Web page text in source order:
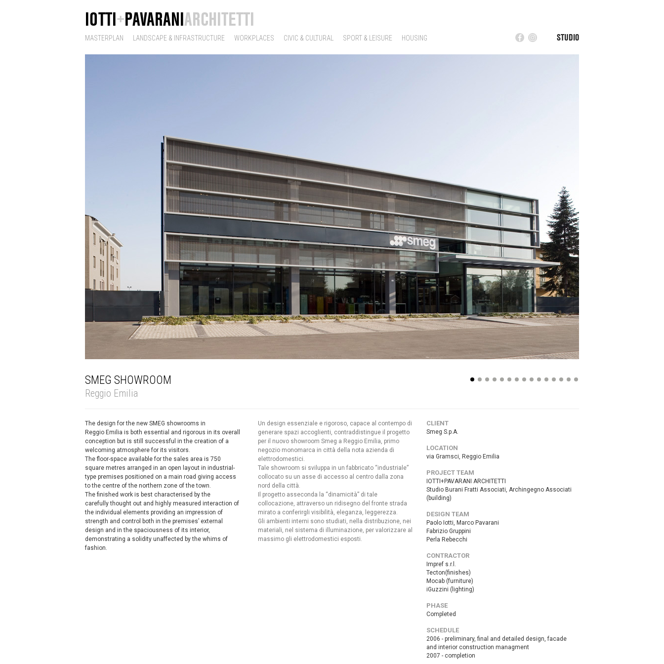
IOTTI+PAVARANIARCHITETTI
MASTERPLAN LANDSCAPE & INFRASTRUCTURE WORKPLACES CIVIC & CULTURAL SPORT & LEISURE HOUSING STUDIO
SMEG SHOWROOM
Reggio Emilia
The design for the new SMEG showrooms in
Reggio Emilia is both essential and rigorous in its overall
conception but is still successful in the creation of a
welcoming atmosphere for its visitors.
The floor-space available for the sales area is 750
square metres arranged in an open layout in industrial-
type premises positioned on a main road giving access
to the centre of the northern zone of the town.
The finished work is best characterised by the
carefully thought out and highly measured interaction of
the individual elements providing an impression of
strength and control both in the premises’ external
design and in the spaciousness of its interior,
demonstrating a solidity unaffected by the whims of
fashion.
Un design essenziale e rigoroso, capace al contempo di
generare spazi accoglienti, contraddistingue il progetto
per il nuovo showroom Smeg a Reggio Emilia, primo
negozio monomarca in città della nota azienda di
elettrodomestici.
Tale showroom si sviluppa in un fabbricato “industriale”
collocato su un asse di accesso al centro dalla zona
nord della città.
Il progetto asseconda la “dinamicità” di tale
collocazione, attraverso un ridisegno del fronte strada
mirato a conferirgli visibilità, eleganza, leggerezza.
Gli ambienti interni sono studiati, nella distribuzione, nei
materiali, nel sistema di illuminazione, per valorizzare al
massimo gli elettrodomestici esposti.
CLIENT
Smeg S.p.A.
LOCATION
via Gramsci, Reggio Emilia
PROJECT TEAM
IOTTI+PAVARANI ARCHITETTI
Studio Burani Fratti Associati, Archingegno Associati
(building)
DESIGN TEAM
Paolo Iotti, Marco Pavarani
Fabrizio Gruppini
Perla Rebecchi
CONTRACTOR
Impref s.r.l.
Tecton(finishes)
Mocab (furniture)
iGuzzini (lighting)
PHASE
Completed
SCHEDULE
2006 - preliminary, final and detailed design, facade
and interior construction managment
2007 - completion